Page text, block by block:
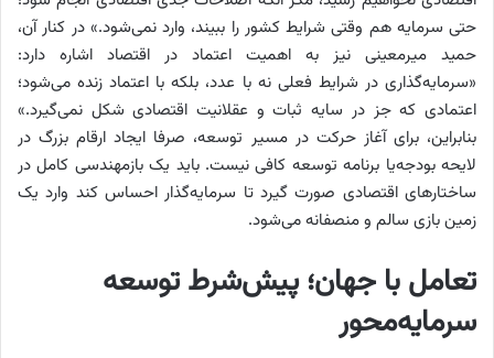
حتی سرمایه هم وقتی شرایط کشور را ببیند، وارد نمی‌شود.» در کنار آن،
حمید میرمعینی نیز به اهمیت اعتماد در اقتصاد اشاره دارد:
«سرمایه‌گذاری در شرایط فعلی نه با عدد، بلکه با اعتماد زنده می‌شود؛
اعتمادی که جز در سایه ثبات و عقلانیت اقتصادی شکل نمی‌گیرد.»
بنابراین، برای آغاز حرکت در مسیر توسعه، صرفا ایجاد ارقام بزرگ در
لایحه بودجه‌یا برنامه توسعه کافی نیست. باید یک بازمهندسی کامل در
ساختارهای اقتصادی صورت گیرد تا سرمایه‌گذار احساس کند وارد یک
زمین بازی سالم و منصفانه می‌شود.
تعامل با جهان؛ پیش‌‌‌‌‌شرط توسعه
سرمایه‌‌‌‌‌محور